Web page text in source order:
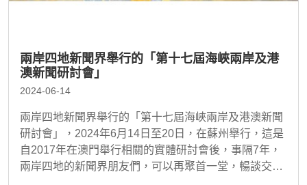
兩岸四地新聞界舉行的「第十七屆海峽兩岸及港
澳新聞研討會」
2024-06-14
兩岸四地新聞界舉行的「第十七屆海峽兩岸及港澳新聞
研討會」，2024年6月14日至20日，在蘇州舉行，這是
自2017年在澳門舉行相關的實體研討會後，事隔7年，
兩岸四地的新聞界朋友們，可以再聚首一堂，暢談交